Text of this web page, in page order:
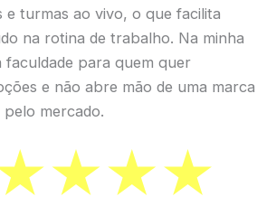
e turmas ao vivo, o que facilita
na rotina de trabalho. Na minha
faculdade para quem quer
e não abre mão de uma marca
mercado.